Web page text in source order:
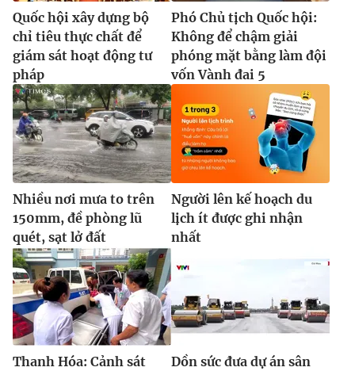
Quốc hội xây dựng bộ
chỉ tiêu thực chất để
giám sát hoạt động tư
pháp
Phó Chủ tịch Quốc hội:
Không để chậm giải
phóng mặt bằng làm đội
vốn Vành đai 5
Nhiều nơi mưa to trên
150mm, đề phòng lũ
quét, sạt lở đất
Người lên kế hoạch du
lịch ít được ghi nhận
nhất
Thanh Hóa: Cảnh sát
Dồn sức đưa dự án sân